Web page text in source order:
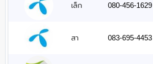
เล็ก 080-456-1629
สา 083-695-4453